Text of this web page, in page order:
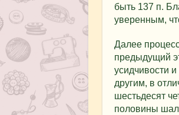
быть 137 п.
уверенным,
Далее
предыдущий
усидчивости
другим, в
шестьдесят
половины